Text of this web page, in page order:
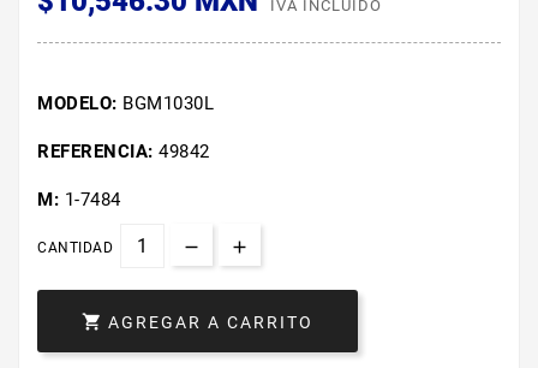
IVA INCLUIDO
MODELO: BGM1030L
REFERENCIA: 49842
M: 1-7484
CANTIDAD
 AGREGAR A CARRITO